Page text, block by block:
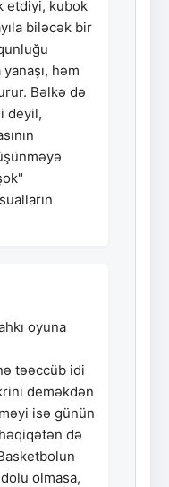
etdiyi, kubok
biləcək bir
həm
Bəlkə də
deyil,
oyuna
təəccüb idi
deməkdən
isə günün
də
olmasa,